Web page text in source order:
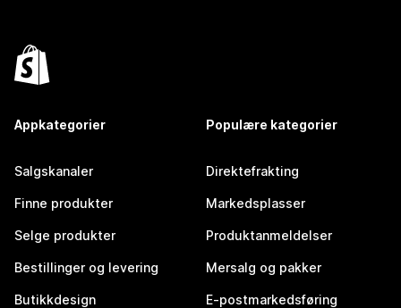
Appkategorier
Salgskanaler
Finne produkter
Selge produkter
Bestillinger og levering
Butikkdesign
Populære kategorier
Direktefrakting
Markedsplasser
Produktanmeldelser
Mersalg og pakker
E-postmarkedsføring